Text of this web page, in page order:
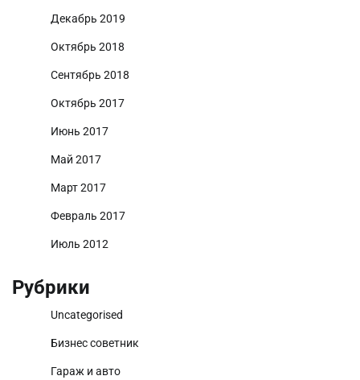
Декабрь 2019
Октябрь 2018
Сентябрь 2018
Октябрь 2017
Июнь 2017
Май 2017
Март 2017
Февраль 2017
Июль 2012
Рубрики
Uncategorised
Бизнес советник
Гараж и авто